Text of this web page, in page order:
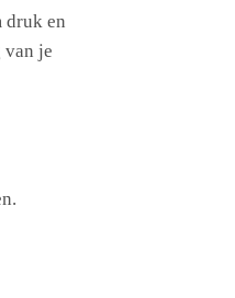
druk en
van je